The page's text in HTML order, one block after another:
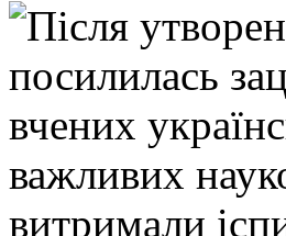
Після
посилилась
вчених
важливих
витримали